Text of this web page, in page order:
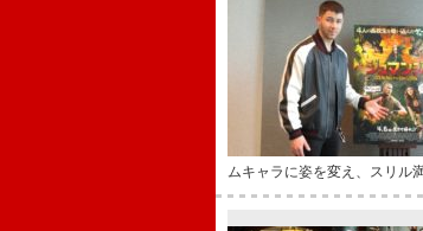
ムキャラに姿を変え、スリル